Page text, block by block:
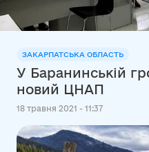
ЗАКАРПАТСЬКА ОБЛАСТЬ
У Баранинській
новий ЦНАП
18 травня 2021 - 11:37